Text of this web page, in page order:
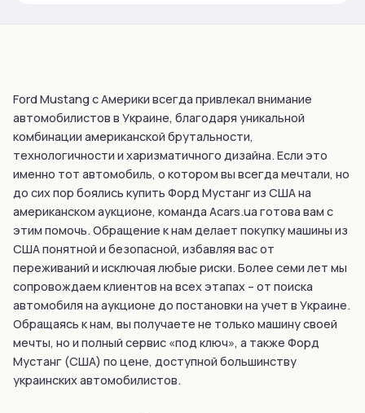
Ford Mustang с Америки всегда привлекал внимание
автомобилистов в Украине, благодаря уникальной
комбинации американской брутальности,
технологичности и харизматичного дизайна. Если это
именно тот автомобиль, о котором вы всегда мечтали, но
до сих пор боялись купить Форд Мустанг из США на
американском аукционе, команда Acars.ua готова вам с
этим помочь. Обращение к нам делает покупку машины из
США понятной и безопасной, избавляя вас от
переживаний и исключая любые риски. Более семи лет мы
сопровождаем клиентов на всех этапах – от поиска
автомобиля на аукционе до постановки на учет в Украине.
Обращаясь к нам, вы получаете не только машину своей
мечты, но и полный сервис «под ключ», а также Форд
Мустанг (США) по цене, доступной большинству
украинских автомобилистов.